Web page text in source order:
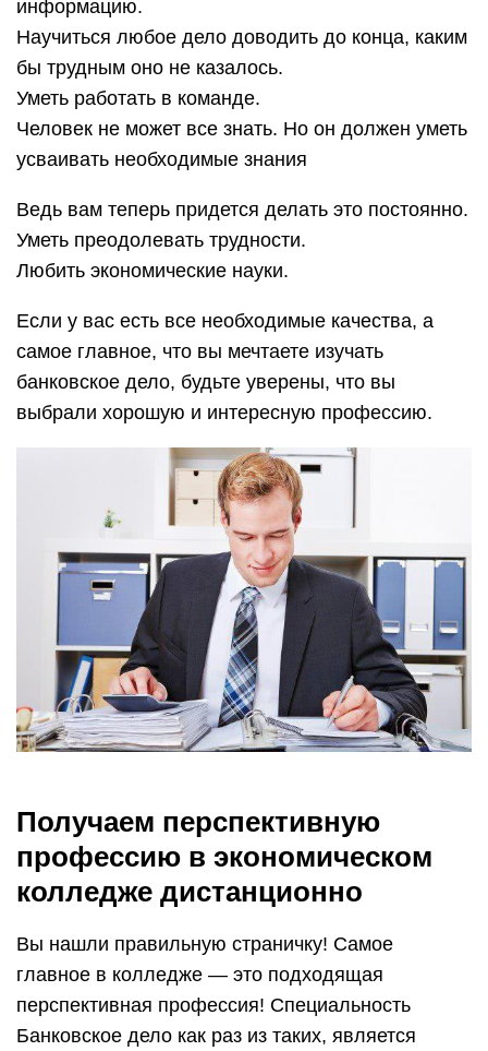
информацию.
Научиться любое дело доводить до конца, каким
бы трудным оно не казалось.
Уметь работать в команде.
Человек не может все знать. Но он должен уметь
усваивать необходимые знания
Ведь вам теперь придется делать это постоянно.
Уметь преодолевать трудности.
Любить экономические науки.
Если у вас есть все необходимые качества, а
самое главное, что вы мечтаете изучать
банковское дело, будьте уверены, что вы
выбрали хорошую и интересную профессию.
Получаем перспективную
профессию в экономическом
колледже дистанционно
Вы нашли правильную страничку! Самое
главное в колледже — это подходящая
перспективная профессия! Специальность
Банковское дело как раз из таких, является